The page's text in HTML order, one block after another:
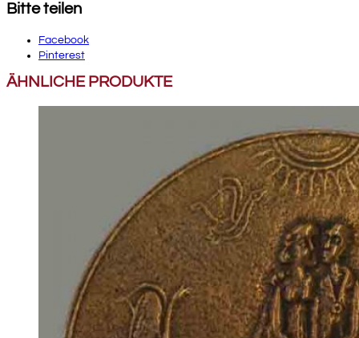
Bitte teilen
Facebook
Pinterest
ÄHNLICHE PRODUKTE